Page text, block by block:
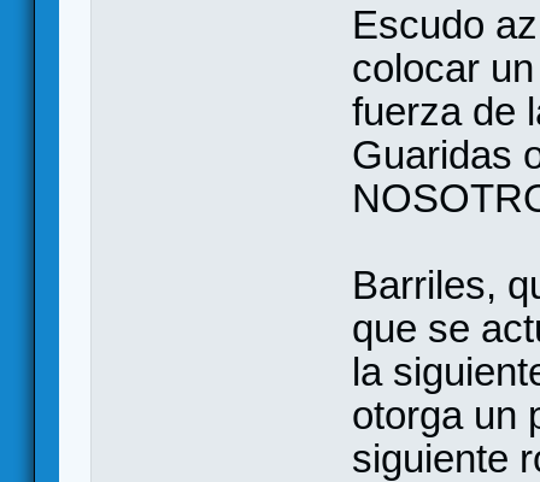
Escudo
colocar
fuerza de
Guaridas
Barriles,
que se
la
otorga un
siguiente